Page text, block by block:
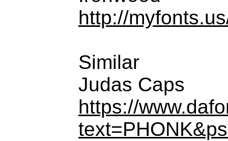
http://
Similar
Judas Caps
https://